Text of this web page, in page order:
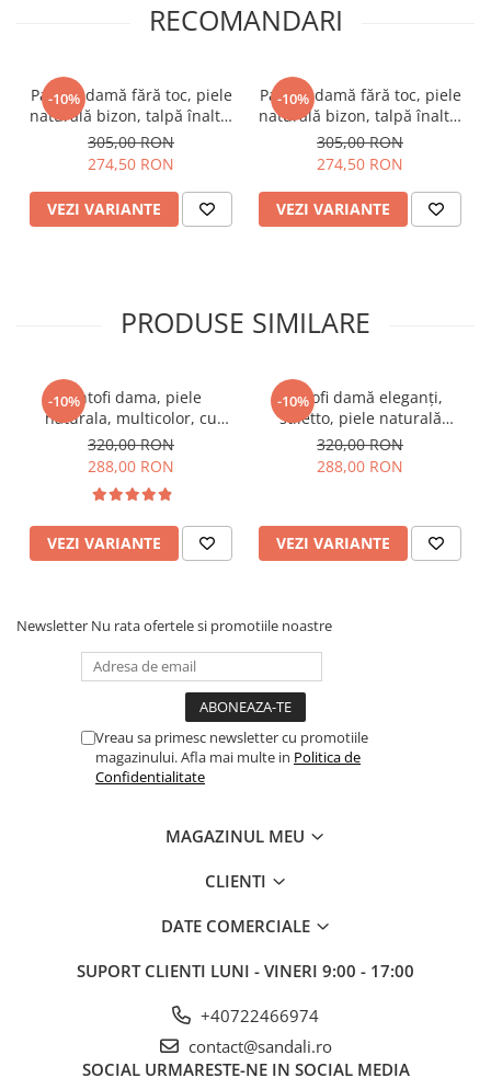
RECOMANDARI
-10%
Pantofi damă fără toc, piele
naturală bizon, talpă înaltă,
imprimeu leopard, bej
305,00 RON
274,50 RON
VEZI VARIANTE
-10%
Pantofi damă fără toc, piele
naturală bizon, talpă înaltă,
imprimeu șarpe, bej-roz
305,00 RON
274,50 RON
VEZI VARIANTE
PRODUSE SIMILARE
-10%
Pantofi dama, piele
naturala, multicolor, cu
imprimeu sarpe, toc mic,
gros, Sandali
320,00 RON
288,00 RON
VEZI VARIANTE
-10%
Pantofi damă eleganți,
stiletto, piele naturală
velur, toc gros îmbrăcat,
negru zig-zag, negru
320,00 RON
288,00 RON
VEZI VARIANTE
Newsletter Nu rata ofertele si promotiile noastre
Vreau sa primesc newsletter cu promotiile
magazinului. Afla mai multe in Politica de
Confidentialitate
MAGAZINUL MEU
CLIENTI
DATE COMERCIALE
SUPORT CLIENTI LUNI - VINERI 9:00 - 17:00
+40722466974
contact@sandali.ro
SOCIAL URMARESTE-NE IN SOCIAL MEDIA